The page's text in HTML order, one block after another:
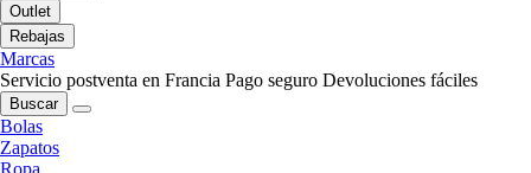
Outlet
Rebajas
Marcas
Servicio postventa en Francia Pago seguro Devoluciones fáciles
Buscar
Bolas
Zapatos
Ropa